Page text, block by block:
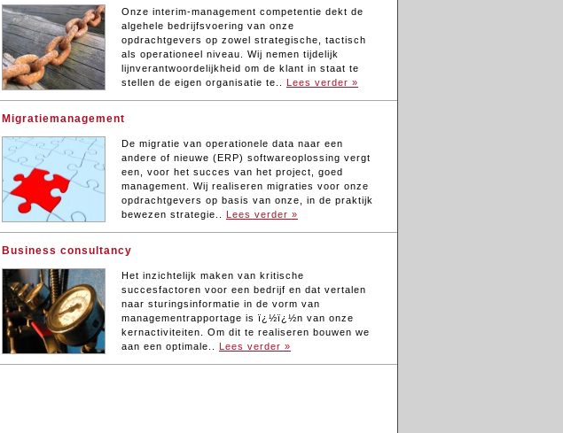
Onze interim-management competentie dekt de
algehele bedrijfsvoering van onze
opdrachtgevers op zowel strategische, tactisch
als operationeel niveau. Wij nemen tijdelijk
lijnverantwoordelijkheid om de klant in staat te
stellen de eigen organisatie te.. Lees verder »
Migratiemanagement
De migratie van operationele data naar een
andere of nieuwe (ERP) softwareoplossing vergt
een, voor het succes van het project, goed
management. Wij realiseren migraties voor onze
opdrachtgevers op basis van onze, in de praktijk
bewezen strategie.. Lees verder »
Business consultancy
Het inzichtelijk maken van kritische
succesfactoren voor een bedrijf en dat vertalen
naar sturingsinformatie in de vorm van
managementrapportage is ï¿½ï¿½n van onze
kernactiviteiten. Om dit te realiseren bouwen we
aan een optimale.. Lees verder »